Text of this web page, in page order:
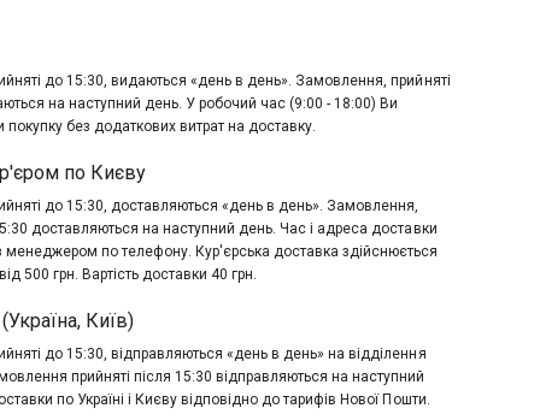
до 15:30, видаються «день в день». Замовлення, прийняті
на наступний день. У робочий час (9:00 - 18:00) Ви
без додаткових витрат на доставку.
по Києву
до 15:30, доставляються «день в день». Замовлення,
доставляються на наступний день. Час і адреса доставки
менеджером по телефону. Кур'єрська доставка здійснюється
500 грн. Вартість доставки 40 грн.
Київ)
до 15:30, відправляються «день в день» на відділення
прийняті після 15:30 відправляються на наступний
по Україні і Києву відповідно до тарифів Нової Пошти.